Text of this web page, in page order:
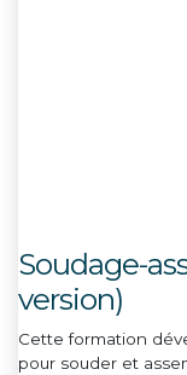
Soudage-
version)
Cette formation
pour souder et